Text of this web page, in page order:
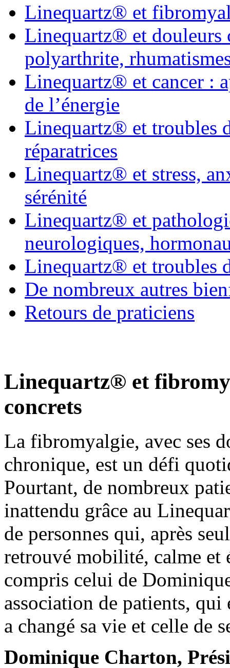
Linequartz® et
Linequartz® et douleurs
polyarthrite,
Linequartz® et cancer :
de l’énergie
Linequartz® et troubles
réparatrices
Linequartz® et stress,
sérénité
Linequartz® et
neurologiques,
Linequartz® et troubles
De nombreux autres
Retours de praticiens
Linequartz® et
concrets
La fibromyalgie, avec ses
chronique, est un défi
Pourtant, de nombreux
inattendu grâce au
de personnes qui, après
retrouvé mobilité, calme et
compris celui de
association de patients,
a changé sa vie et celle de
Dominique Charton,